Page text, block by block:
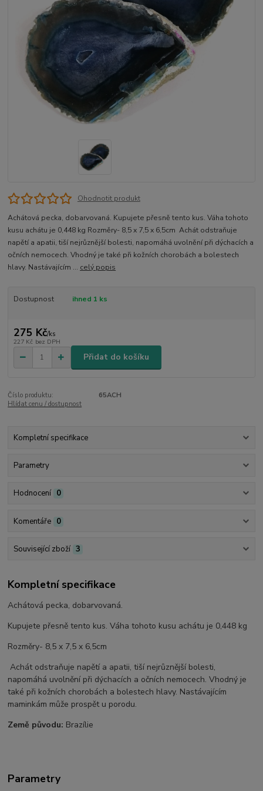
Ohodnotit produkt
Achátová pecka, dobarvovaná. Kupujete přesně tento kus. Váha tohoto
kusu achátu je 0,448 kg Rozměry- 8,5 x 7,5 x 6,5cm Achát odstraňuje
napětí a apatii, tiší nejrůznější bolesti, napomáhá uvolnění při dýchacích a
očních nemocech. Vhodný je také při kožních chorobách a bolestech
hlavy. Nastávajícím ... celý popis
Dostupnost ihned 1 ks
275 Kč/ks
227 Kč bez DPH
Přidat do košíku
Číslo produktu:
65ACH
Hlídat cenu / dostupnost
Kompletní specifikace
Parametry
Hodnocení 0
Komentáře 0
Související zboží 3
Kompletní specifikace
Achátová pecka, dobarvovaná.
Kupujete přesně tento kus. Váha tohoto kusu achátu je 0,448 kg
Rozměry- 8,5 x 7,5 x 6,5cm
Achát odstraňuje napětí a apatii, tiší nejrůznější bolesti,
napomáhá uvolnění při dýchacích a očních nemocech. Vhodný je
také při kožních chorobách a bolestech hlavy. Nastávajícím
maminkám může prospět u porodu.
Země původu: Brazílie
Parametry